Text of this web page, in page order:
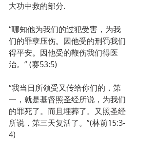
大功中救的部分.
“哪知他为我们的过犯受害，为我
们的罪孽压伤。因他受的刑罚我们
得平安。因他受的鞭伤我们得医
治。” (赛53:5)
“我当日所领受又传给你们的，第
一，就是基督照圣经所说，为我们
的罪死了。而且埋葬了。又照圣经
所说，第三天复活了。”(林前15:3-
4)